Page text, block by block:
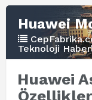
Huawei
Teknoloji
Huawei